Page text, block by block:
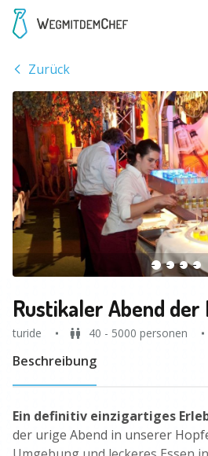
Zurück
Rustikaler Abend
turide 40 - 5000 personen
Beschreibung
Ein definitiv einzigartiges
der urige Abend in unserer